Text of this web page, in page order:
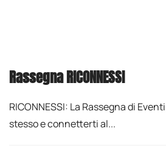
Rassegna RICONNESSI
RICONNESSI: La Rassegna di
stesso e connetterti al...